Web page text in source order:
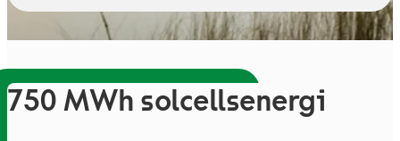
750 MWh solcellsenergi